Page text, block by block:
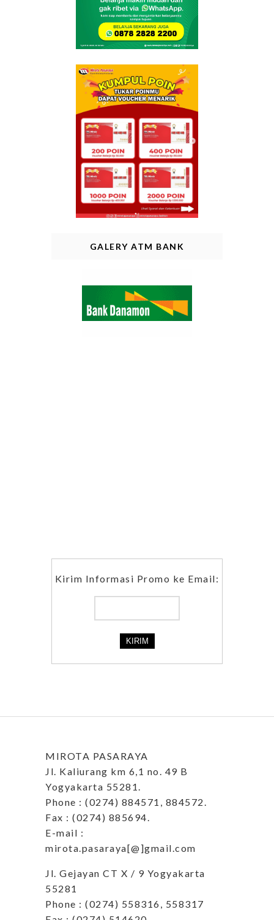
GALERY ATM BANK
Kirim Informasi Promo ke Email:
MIROTA PASARAYA
Jl. Kaliurang km 6,1 no. 49 B
Yogyakarta 55281.
Phone : (0274) 884571, 884572.
Fax : (0274) 885694.
E-mail :
mirota.pasaraya[@]gmail.com
Jl. Gejayan CT X / 9 Yogyakarta
55281
Phone : (0274) 558316, 558317